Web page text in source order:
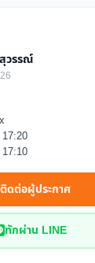
วรรณ์
ติดต่อผู้ประกาศ
ทักผ่าน LINE